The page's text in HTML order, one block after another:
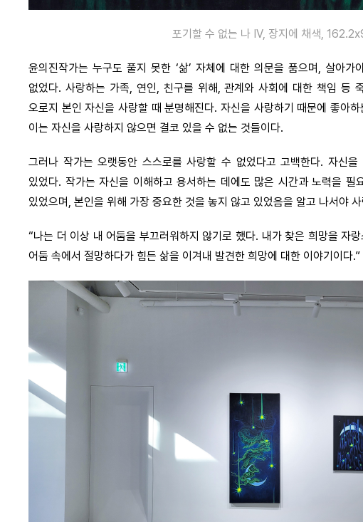
포기할 수 없는 나 IV, 장지에 채색,
윤의진작가는 누구도 풀지 못한 ‘삶’ 자체에 대한 의문을 품으며, 살아
없었다. 사랑하는 가족, 연인, 친구를 위해, 관계와 사회에 대한 책임 등
오로지 본인 자신을 사랑할 때 분명해진다. 자신을 사랑하기 때문에 좋아
이는 자신을 사랑하지 않으면 결코 있을 수 없는 것들이다.
그러나 작가는 오랫동안 스스로를 사랑할 수 없었다고 고백한다. 자신
있었다. 작가는 자신을 이해하고 용서하는 데에도 많은 시간과 노력을
있었으며, 본인을 위해 가장 중요한 것을 놓지 않고 있었음을 알고 나서야
“나는 더 이상 내 어둠을 부끄러워하지 않기로 했다. 내가 찾은 희망을 자
어둠 속에서 절망하다가 힘든 삶을 이겨내 발견한 희망에 대한 이야기이다